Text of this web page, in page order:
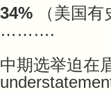
34%
（美国
……….
中期选举迫在
understatement